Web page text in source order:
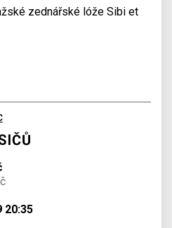
zednářské lóže Sibi et
20:35